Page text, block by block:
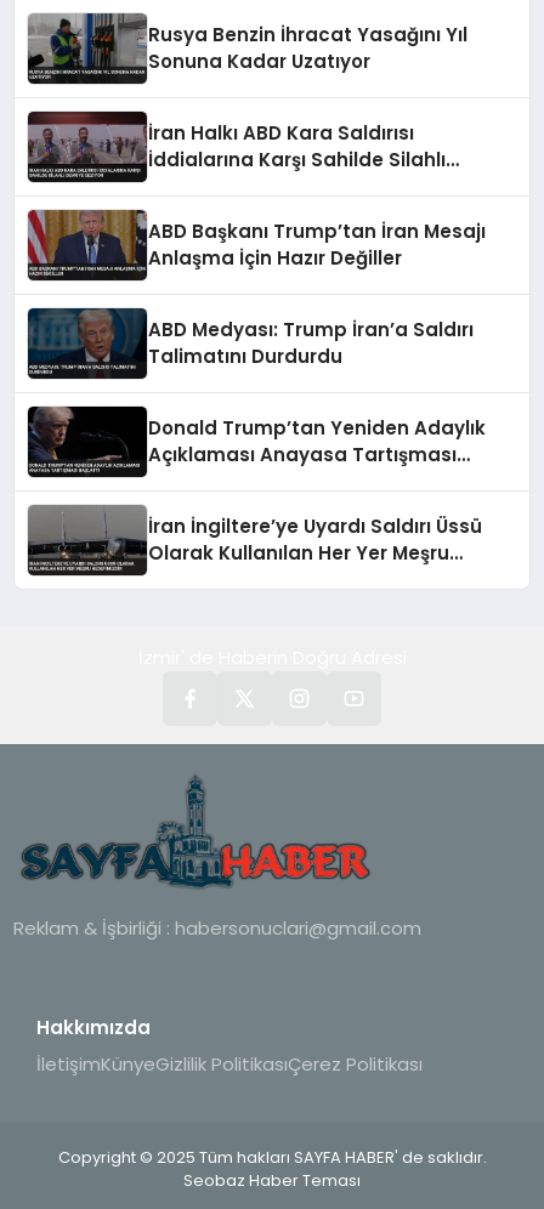
Rusya Benzin İhracat Yasağını Yıl
Sonuna Kadar Uzatıyor
İran Halkı ABD Kara Saldırısı
İddialarına Karşı Sahilde Silahlı
ABD Başkanı Trump’tan İran Mesajı
Anlaşma İçin Hazır Değiller
ABD Medyası: Trump İran’a Saldırı
Talimatını Durdurdu
Donald Trump’tan Yeniden Adaylık
Açıklaması Anayasa Tartışması
İran İngiltere’ye Uyardı Saldırı Üssü
Olarak Kullanılan Her Yer Meşru
Reklam & İşbirliği : habersonuclari@gmail.com
Hakkımızda
İletişimKünyeGizlilik PolitikasıÇerez Politikası
Copyright © 2025 Tüm hakları SAYFA HABER' de saklıdır.
Seobaz Haber Teması